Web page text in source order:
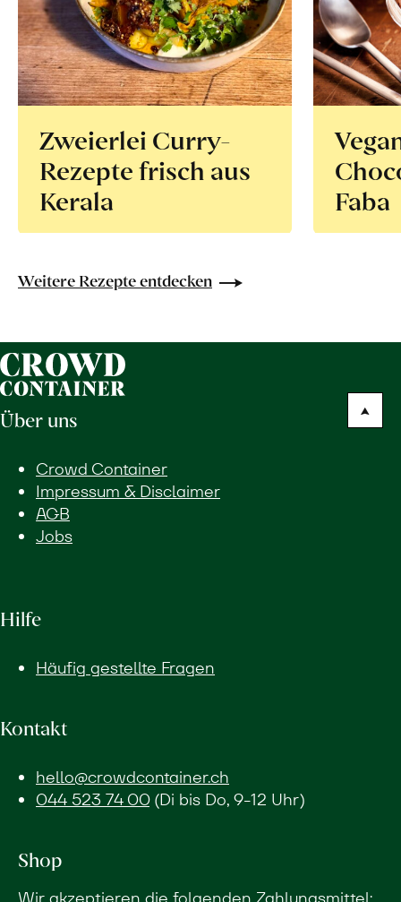
Zweierlei Curry-
Rezepte frisch aus
Kerala
Faba
Weitere Rezepte entdecken
Über uns
Crowd Container
Impressum & Disclaimer
AGB
Jobs
Hilfe
Häufig gestellte Fragen
Kontakt
hello@crowdcontainer.ch
044 523 74 00(Di bis Do, 9-12 Uhr)
Shop